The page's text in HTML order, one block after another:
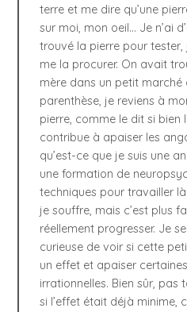
terre et me dire qu’une
sur moi, mon oeil… Je n’ai
trouvé la pierre pour
me la procurer. On avait
mère dans un petit marché
parenthèse, je reviens à
pierre, comme le dit si bien
contribue à apaiser les
qu’est-ce que je suis une
une formation de
techniques pour travailler
je souffre, mais c’est plus
réellement progresser. Je
curieuse de voir si cette
un effet et apaiser
irrationnelles. Bien sûr, pas
si l’effet était déjà minime,